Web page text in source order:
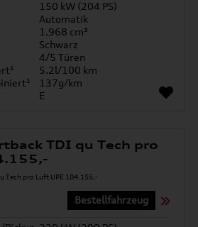
150 kW (204 PS)
Automatik
1.968 cm³
Schwarz
4/5 Türen
5.2l/100 km
137g/km
E
TDI qu Tech pro
Bestellfahrzeug